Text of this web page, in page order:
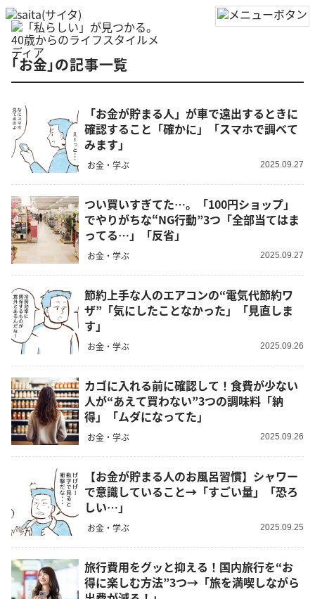
「お金」の記事一覧
「お金が貯まる人」が車で遠出するときに
確認すること「確かに」「スマホで調べて
みます」
お金・学ぶ 2025.09.27
つい買いすぎてた…。「100円ショップ」
でやりがちな“NG行動”3つ「全部当てはま
ってる…」「反省」
お金・学ぶ 2025.09.27
節約上手な人のエアコンの“電気代節約ワ
ザ”「気にしたことなかった」「見直しま
す」
お金・学ぶ 2025.09.26
カゴに入れる前に確認して！食費が少ない
人が“あえて買わない”3つの調味料「納
得」「ムダになってた」
お金・学ぶ 2025.09.26
【お金が貯まる人のお風呂習慣】シャワー
で意識していること→「すごい量」「恐ろ
しい…」
お金・学ぶ 2025.09.25
旅行費用をグッと抑える！国内旅行を“お
得に楽しむ方法”3つ→「旅を満喫しながら